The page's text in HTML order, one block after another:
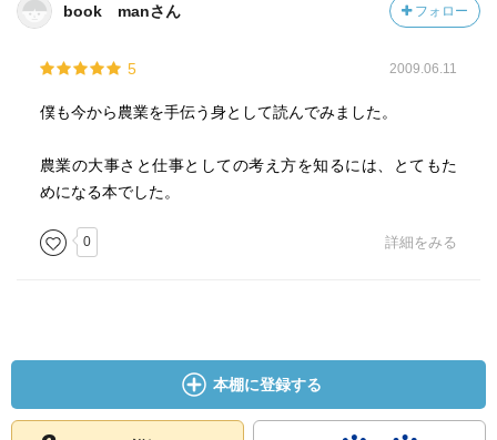
book manさん フォロー
5 2009.06.11
僕も今から農業を手伝う身として読んでみました。
農業の大事さと仕事としての考え方を知るには、とてもた
めになる本でした。
0 詳細をみる
本棚に登録する